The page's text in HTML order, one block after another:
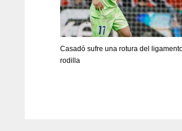
Casadó sufre una rotura del
rodilla